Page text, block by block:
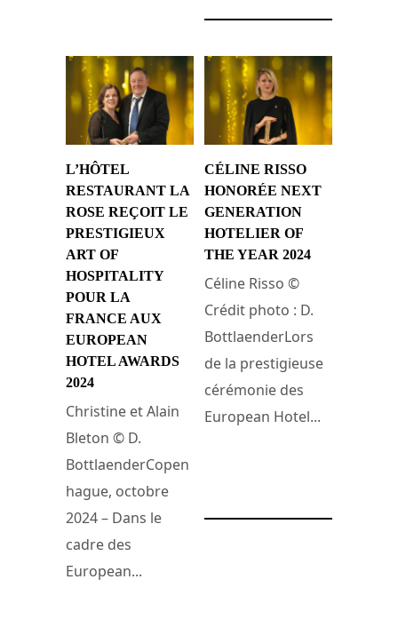
L’HÔTEL
RESTAURANT LA
ROSE REÇOIT LE
PRESTIGIEUX
ART OF
HOSPITALITY
POUR LA
FRANCE AUX
EUROPEAN
HOTEL AWARDS
2024
Christine et Alain
Bleton © D.
BottlaenderCopen
hague, octobre
2024 – Dans le
cadre des
European...
CÉLINE RISSO
HONORÉE NEXT
GENERATION
HOTELIER OF
THE YEAR 2024
Céline Risso ©
Crédit photo : D.
BottlaenderLors
de la prestigieuse
cérémonie des
European Hotel...